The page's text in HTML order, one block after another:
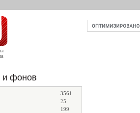
и фонов
3561
25
199